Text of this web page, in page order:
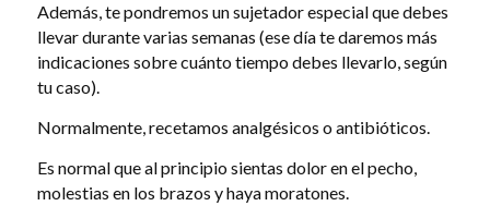
Además, te pondremos un sujetador especial que debes
llevar durante varias semanas (ese día te daremos más
indicaciones sobre cuánto tiempo debes llevarlo, según
tu caso).
Normalmente, recetamos analgésicos o antibióticos.
Es normal que al principio sientas dolor en el pecho,
molestias en los brazos y haya moratones.